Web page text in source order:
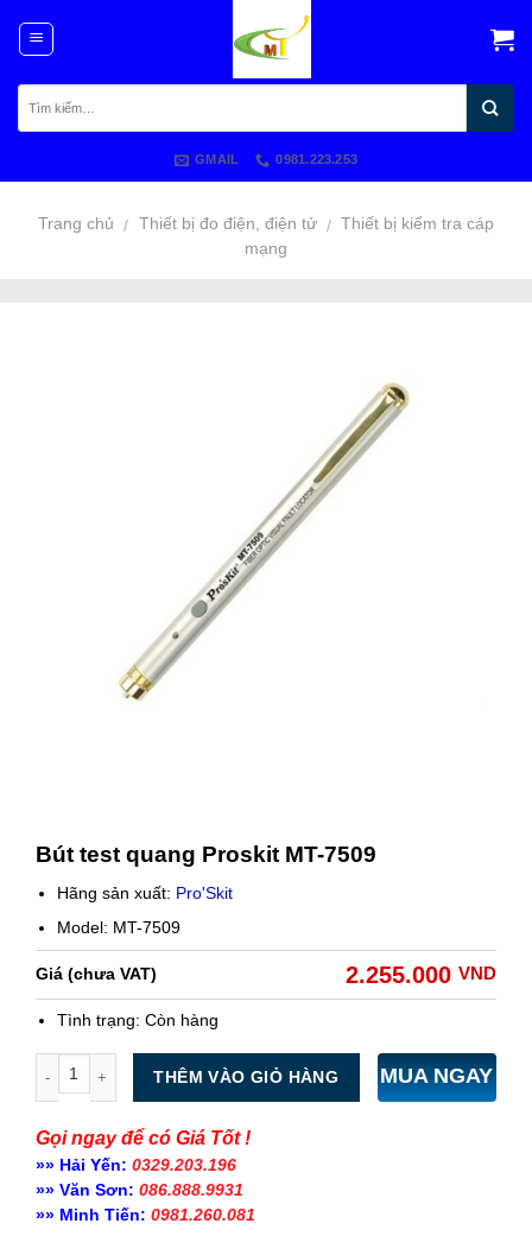
content
GMAIL 0981.223.253
Trang chủ / Thiết bị đo điện, điện tử / Thiết bị kiểm tra cáp
mạng
Bút test quang Proskit MT-7509
Hãng sản xuất: Pro'Skit
Model: MT-7509
Giá (chưa VAT) 2.255.000 VND
Tình trạng: Còn hàng
THÊM VÀO GIỎ HÀNG MUA NGAY
Gọi ngay để có Giá Tốt !
»» Hải Yến: 0329.203.196
»» Văn Sơn: 086.888.9931
»» Minh Tiến: 0981.260.081